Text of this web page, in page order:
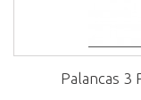
Palancas 3